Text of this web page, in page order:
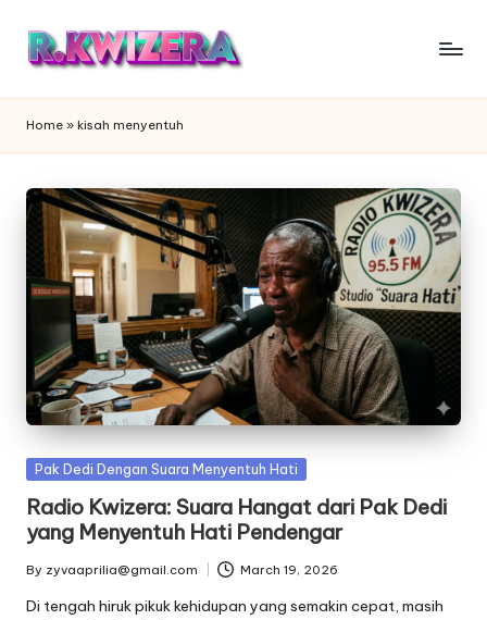
Skip
content
Home » kisah menyentuh
Posted
Pak Dedi Dengan Suara Menyentuh Hati
Radio Kwizera: Suara Hangat dari Pak Dedi
yang Menyentuh Hati Pendengar
Posted
by
By zyvaaprilia@gmail.com March 19, 2026
Di tengah hiruk pikuk kehidupan yang semakin cepat, masih